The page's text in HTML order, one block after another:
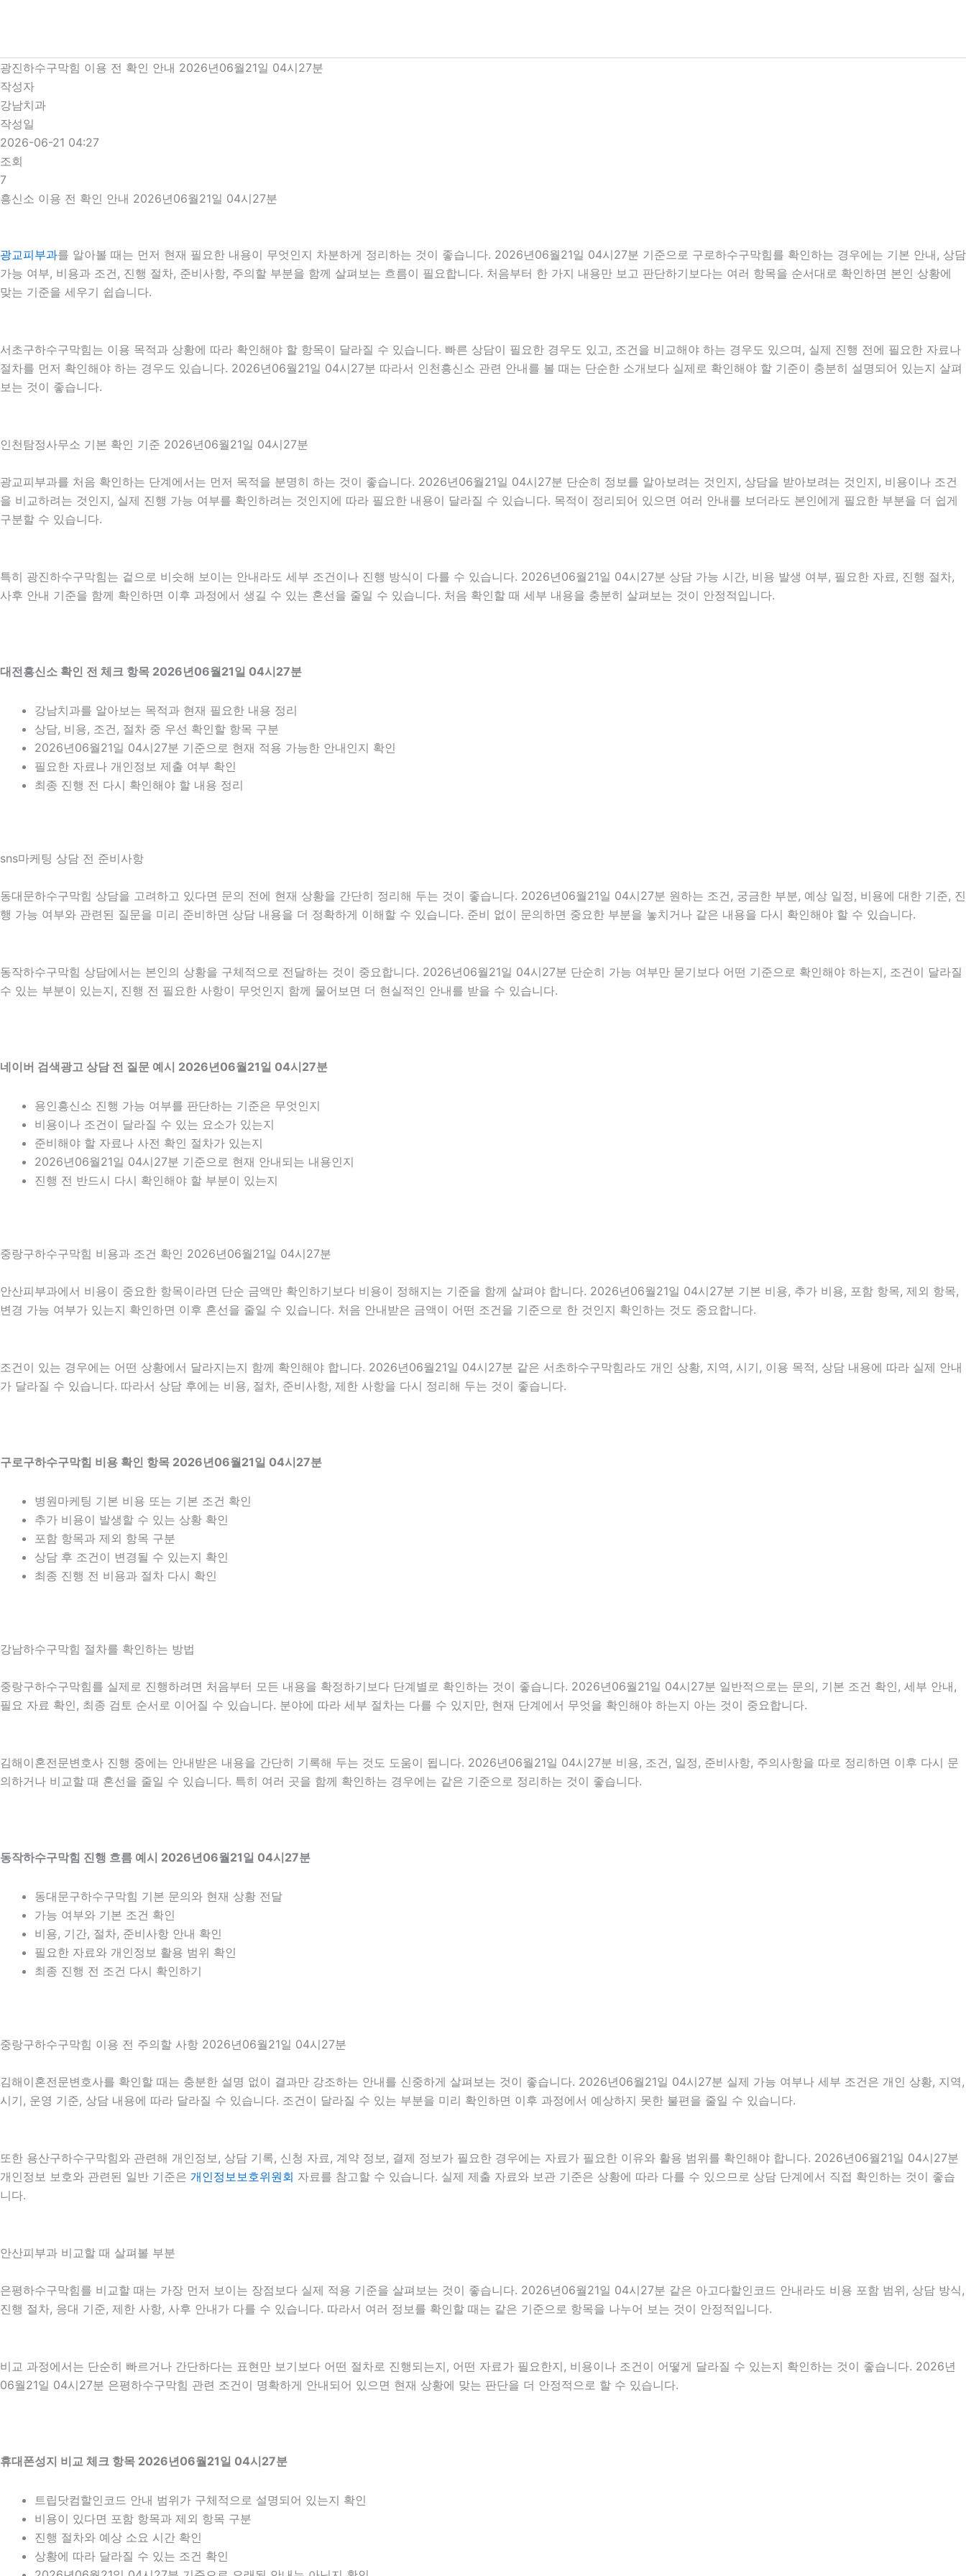
로
건
너
뛰
기
광진하수구막힘 이용 전 확인 안내 2026년06월21일 04시27분
작성자
강남치과
작성일
2026-06-21 04:27
조회
7
흥신소 이용 전 확인 안내 2026년06월21일 04시27분
광교피부과를 알아볼 때는 먼저 현재 필요한 내용이 무엇인지 차분하게 정리하는 것이 좋습니다. 2026년06월21일 04시27분 기준으로 구로하수구막힘를 확인하는 경우에는 기본 안내, 상담
가능 여부, 비용과 조건, 진행 절차, 준비사항, 주의할 부분을 함께 살펴보는 흐름이 필요합니다. 처음부터 한 가지 내용만 보고 판단하기보다는 여러 항목을 순서대로 확인하면 본인 상황에
맞는 기준을 세우기 쉽습니다.
서초구하수구막힘는 이용 목적과 상황에 따라 확인해야 할 항목이 달라질 수 있습니다. 빠른 상담이 필요한 경우도 있고, 조건을 비교해야 하는 경우도 있으며, 실제 진행 전에 필요한 자료나
절차를 먼저 확인해야 하는 경우도 있습니다. 2026년06월21일 04시27분 따라서 인천흥신소 관련 안내를 볼 때는 단순한 소개보다 실제로 확인해야 할 기준이 충분히 설명되어 있는지 살펴
보는 것이 좋습니다.
인천탐정사무소 기본 확인 기준 2026년06월21일 04시27분
광교피부과를 처음 확인하는 단계에서는 먼저 목적을 분명히 하는 것이 좋습니다. 2026년06월21일 04시27분 단순히 정보를 알아보려는 것인지, 상담을 받아보려는 것인지, 비용이나 조건
을 비교하려는 것인지, 실제 진행 가능 여부를 확인하려는 것인지에 따라 필요한 내용이 달라질 수 있습니다. 목적이 정리되어 있으면 여러 안내를 보더라도 본인에게 필요한 부분을 더 쉽게
구분할 수 있습니다.
특히 광진하수구막힘는 겉으로 비슷해 보이는 안내라도 세부 조건이나 진행 방식이 다를 수 있습니다. 2026년06월21일 04시27분 상담 가능 시간, 비용 발생 여부, 필요한 자료, 진행 절차,
사후 안내 기준을 함께 확인하면 이후 과정에서 생길 수 있는 혼선을 줄일 수 있습니다. 처음 확인할 때 세부 내용을 충분히 살펴보는 것이 안정적입니다.
대전흥신소 확인 전 체크 항목 2026년06월21일 04시27분
강남치과를 알아보는 목적과 현재 필요한 내용 정리
상담, 비용, 조건, 절차 중 우선 확인할 항목 구분
2026년06월21일 04시27분 기준으로 현재 적용 가능한 안내인지 확인
필요한 자료나 개인정보 제출 여부 확인
최종 진행 전 다시 확인해야 할 내용 정리
sns마케팅 상담 전 준비사항
동대문하수구막힘 상담을 고려하고 있다면 문의 전에 현재 상황을 간단히 정리해 두는 것이 좋습니다. 2026년06월21일 04시27분 원하는 조건, 궁금한 부분, 예상 일정, 비용에 대한 기준, 진
행 가능 여부와 관련된 질문을 미리 준비하면 상담 내용을 더 정확하게 이해할 수 있습니다. 준비 없이 문의하면 중요한 부분을 놓치거나 같은 내용을 다시 확인해야 할 수 있습니다.
동작하수구막힘 상담에서는 본인의 상황을 구체적으로 전달하는 것이 중요합니다. 2026년06월21일 04시27분 단순히 가능 여부만 묻기보다 어떤 기준으로 확인해야 하는지, 조건이 달라질
수 있는 부분이 있는지, 진행 전 필요한 사항이 무엇인지 함께 물어보면 더 현실적인 안내를 받을 수 있습니다.
네이버 검색광고 상담 전 질문 예시 2026년06월21일 04시27분
용인흥신소 진행 가능 여부를 판단하는 기준은 무엇인지
비용이나 조건이 달라질 수 있는 요소가 있는지
준비해야 할 자료나 사전 확인 절차가 있는지
2026년06월21일 04시27분 기준으로 현재 안내되는 내용인지
진행 전 반드시 다시 확인해야 할 부분이 있는지
중랑구하수구막힘 비용과 조건 확인 2026년06월21일 04시27분
안산피부과에서 비용이 중요한 항목이라면 단순 금액만 확인하기보다 비용이 정해지는 기준을 함께 살펴야 합니다. 2026년06월21일 04시27분 기본 비용, 추가 비용, 포함 항목, 제외 항목,
변경 가능 여부가 있는지 확인하면 이후 혼선을 줄일 수 있습니다. 처음 안내받은 금액이 어떤 조건을 기준으로 한 것인지 확인하는 것도 중요합니다.
조건이 있는 경우에는 어떤 상황에서 달라지는지 함께 확인해야 합니다. 2026년06월21일 04시27분 같은 서초하수구막힘라도 개인 상황, 지역, 시기, 이용 목적, 상담 내용에 따라 실제 안내
가 달라질 수 있습니다. 따라서 상담 후에는 비용, 절차, 준비사항, 제한 사항을 다시 정리해 두는 것이 좋습니다.
구로구하수구막힘 비용 확인 항목 2026년06월21일 04시27분
병원마케팅 기본 비용 또는 기본 조건 확인
추가 비용이 발생할 수 있는 상황 확인
포함 항목과 제외 항목 구분
상담 후 조건이 변경될 수 있는지 확인
최종 진행 전 비용과 절차 다시 확인
강남하수구막힘 절차를 확인하는 방법
중랑구하수구막힘를 실제로 진행하려면 처음부터 모든 내용을 확정하기보다 단계별로 확인하는 것이 좋습니다. 2026년06월21일 04시27분 일반적으로는 문의, 기본 조건 확인, 세부 안내,
필요 자료 확인, 최종 검토 순서로 이어질 수 있습니다. 분야에 따라 세부 절차는 다를 수 있지만, 현재 단계에서 무엇을 확인해야 하는지 아는 것이 중요합니다.
김해이혼전문변호사 진행 중에는 안내받은 내용을 간단히 기록해 두는 것도 도움이 됩니다. 2026년06월21일 04시27분 비용, 조건, 일정, 준비사항, 주의사항을 따로 정리하면 이후 다시 문
의하거나 비교할 때 혼선을 줄일 수 있습니다. 특히 여러 곳을 함께 확인하는 경우에는 같은 기준으로 정리하는 것이 좋습니다.
동작하수구막힘 진행 흐름 예시 2026년06월21일 04시27분
동대문구하수구막힘 기본 문의와 현재 상황 전달
가능 여부와 기본 조건 확인
비용, 기간, 절차, 준비사항 안내 확인
필요한 자료와 개인정보 활용 범위 확인
최종 진행 전 조건 다시 확인하기
중랑구하수구막힘 이용 전 주의할 사항 2026년06월21일 04시27분
김해이혼전문변호사를 확인할 때는 충분한 설명 없이 결과만 강조하는 안내를 신중하게 살펴보는 것이 좋습니다. 2026년06월21일 04시27분 실제 가능 여부나 세부 조건은 개인 상황, 지역,
시기, 운영 기준, 상담 내용에 따라 달라질 수 있습니다. 조건이 달라질 수 있는 부분을 미리 확인하면 이후 과정에서 예상하지 못한 불편을 줄일 수 있습니다.
또한 용산구하수구막힘와 관련해 개인정보, 상담 기록, 신청 자료, 계약 정보, 결제 정보가 필요한 경우에는 자료가 필요한 이유와 활용 범위를 확인해야 합니다. 2026년06월21일 04시27분
개인정보 보호와 관련된 일반 기준은 개인정보보호위원회 자료를 참고할 수 있습니다. 실제 제출 자료와 보관 기준은 상황에 따라 다를 수 있으므로 상담 단계에서 직접 확인하는 것이 좋습
니다.
안산피부과 비교할 때 살펴볼 부분
은평하수구막힘를 비교할 때는 가장 먼저 보이는 장점보다 실제 적용 기준을 살펴보는 것이 좋습니다. 2026년06월21일 04시27분 같은 아고다할인코드 안내라도 비용 포함 범위, 상담 방식,
진행 절차, 응대 기준, 제한 사항, 사후 안내가 다를 수 있습니다. 따라서 여러 정보를 확인할 때는 같은 기준으로 항목을 나누어 보는 것이 안정적입니다.
비교 과정에서는 단순히 빠르거나 간단하다는 표현만 보기보다 어떤 절차로 진행되는지, 어떤 자료가 필요한지, 비용이나 조건이 어떻게 달라질 수 있는지 확인하는 것이 좋습니다. 2026년
06월21일 04시27분 은평하수구막힘 관련 조건이 명확하게 안내되어 있으면 현재 상황에 맞는 판단을 더 안정적으로 할 수 있습니다.
휴대폰성지 비교 체크 항목 2026년06월21일 04시27분
트립닷컴할인코드 안내 범위가 구체적으로 설명되어 있는지 확인
비용이 있다면 포함 항목과 제외 항목 구분
진행 절차와 예상 소요 시간 확인
상황에 따라 달라질 수 있는 조건 확인